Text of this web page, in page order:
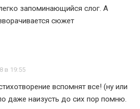
запоминающийся слог. А
сюжет
в 19:55
вспомнят все! (ну или
даже наизусть до сих пор помню.